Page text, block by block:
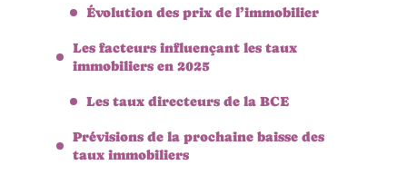
Évolution des prix de l’immobilier
Les facteurs influençant les taux
immobiliers en 2025
Les taux directeurs de la BCE
Prévisions de la prochaine baisse des
taux immobiliers